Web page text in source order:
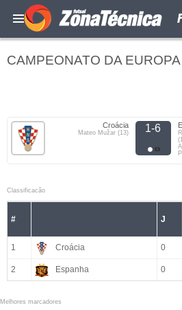
CAMPEONATO DA
Croácia
Mateo Mužar (13) 1-6
Classificacão
# J
1 Croácia 0
2 Espanha 0
Melhores marcadores